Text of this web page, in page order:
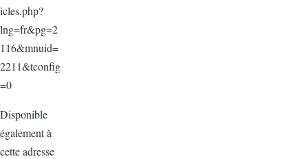
icles.php?
lng=fr&pg=2
116&mnuid=
2211&tconfig
=0
Disponible
également à
cette adresse